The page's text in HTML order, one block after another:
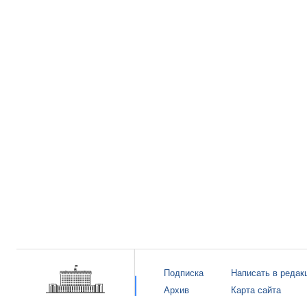
Подписка
Архив
Написать в
Карта сайта